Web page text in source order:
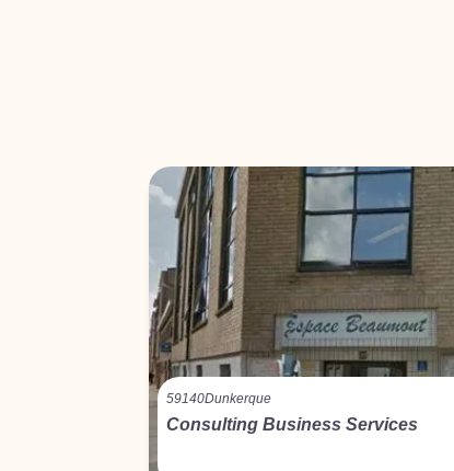
59140Dunkerque
Consulting Business Services